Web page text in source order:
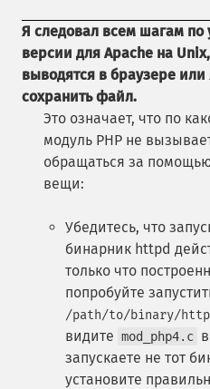
Я следовал всем шагам по
версии для Apache на
выводятся в браузере
сохранить файл.
Это означает, что по
модуль PHP не
обращаться за
вещи:
Убедитесь, что
бинарник httpd
только что
попробуйте
/path/to/binary/
видите mod_php4.c
запускаете не тот
установите